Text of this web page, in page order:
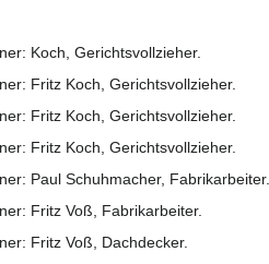
Koch, Gerichtsvollzieher.
Fritz Koch, Gerichtsvollzieher.
Fritz Koch, Gerichtsvollzieher.
Fritz Koch, Gerichtsvollzieher.
Paul Schuhmacher, Fabrikarbeiter.
Fritz Voß, Fabrikarbeiter.
Fritz Voß, Dachdecker.